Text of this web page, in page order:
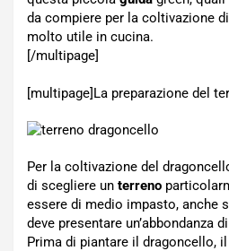
da compiere per la coltivazione
molto utile in cucina.
[/multipage]
[multipage]La preparazione del
Per la coltivazione del
di scegliere un terreno
essere di medio impasto, anche
deve presentare un’abbondanza
Prima di piantare il dragoncello,